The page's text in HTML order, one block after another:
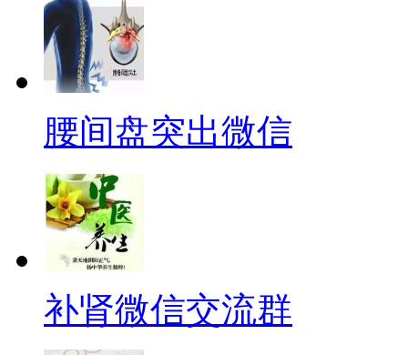
腰间盘突出微信
补肾微信交流群